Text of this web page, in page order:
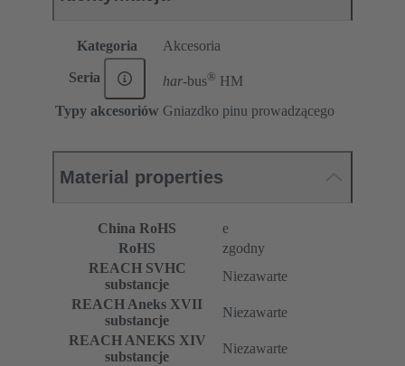
Kategoria Akcesoria
Seria har-bus® HM
Typy akcesoriów Gniazdko pinu prowadzącego
Material properties
China RoHS
e
RoHS
zgodny
REACH SVHC
substancje
Niezawarte
REACH Aneks XVII
substancje
Niezawarte
REACH ANEKS XIV
substancje
Niezawarte